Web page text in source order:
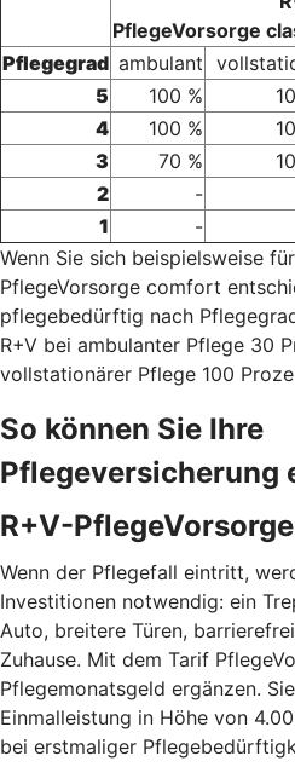
PflegeVorsorge
Pflegegrad ambulant
5
100 %
4
100 %
3
70 %
2
-
1
-
Wenn Sie sich beispielsweise
PflegeVorsorge comfort
pflegebedürftig nach
R+V bei ambulanter Pflege 30
vollstationärer Pflege 100
So können Sie Ihre
Pflegeversicherung
R+V-
Wenn der Pflegefall eintritt,
Investitionen notwendig: ein
Auto, breitere Türen,
Zuhause. Mit dem Tarif
Pflegemonatsgeld ergänzen.
Einmalleistung in Höhe von
bei erstmaliger